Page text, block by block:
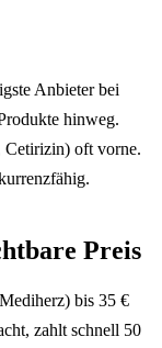
Anbieter bei
hinweg.
Cetirizin) oft vorne.
Preis
bis 35 €
zahlt schnell 50